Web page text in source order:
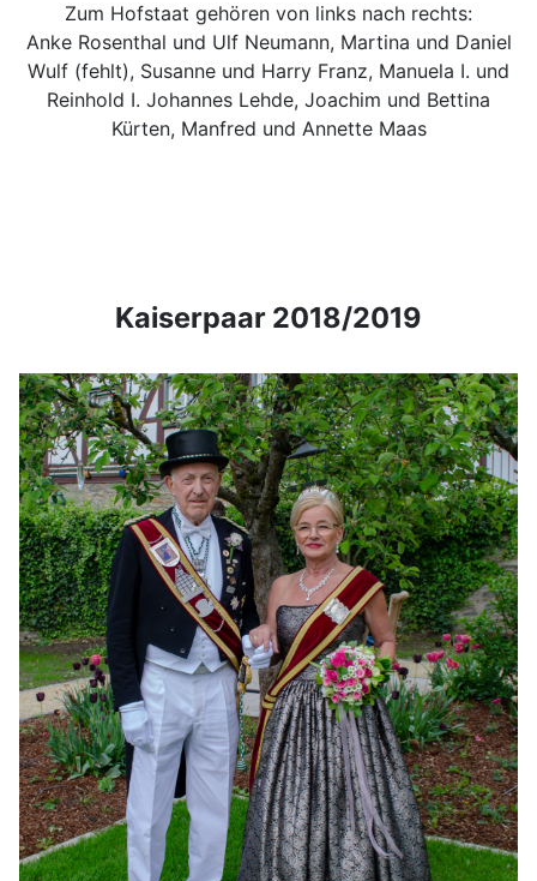
Zum Hofstaat gehören von links nach rechts:
Anke Rosenthal und Ulf Neumann, Martina und Daniel
Wulf (fehlt), Susanne und Harry Franz, Manuela I. und
Reinhold I. Johannes Lehde, Joachim und Bettina
Kürten, Manfred und Annette Maas
Kaiserpaar 2018/2019